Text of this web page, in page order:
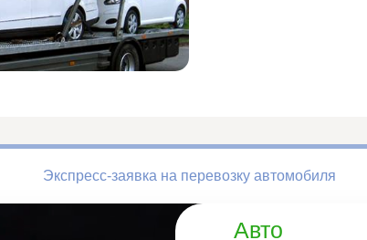
Экспресс-заявка на перевозку автомобиля
Авто